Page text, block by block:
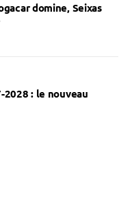
domine, Seixas
2028 : le nouveau